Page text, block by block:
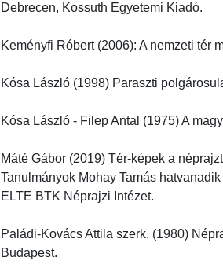
Debrecen, Kossuth Egyetemi Kiadó.
Keményfi Róbert (2006): A nemzeti tér
Kósa László (1998) Paraszti
Kósa László - Filep Antal (1975) A
Máté Gábor (2019) Tér-képek a
Tanulmányok Mohay Tamás
ELTE BTK Néprajzi Intézet.
Paládi-Kovács Attila szerk. (1980)
Budapest.